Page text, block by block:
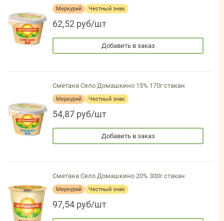
Меркурий Честный знак
62,52 руб/шт
Добавить в заказ
Сметана Село Домашкино 15% 170г стакан
Меркурий Честный знак
54,87 руб/шт
Добавить в заказ
Сметана Село Домашкино 20% 300г стакан
Меркурий Честный знак
97,54 руб/шт